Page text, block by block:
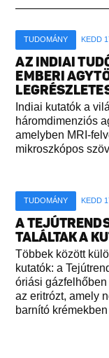
TUDOMÁNY KEDD
AZ INDIAI
EMBERI
Indiai kutatók a
háromdimenziós
amelyben MRI-
mikroszkópos
TUDOMÁNY KEDD
A
TALÁLTAK A
Többek között
kutatók: a
óriási
az eritrózt, amely
barnító